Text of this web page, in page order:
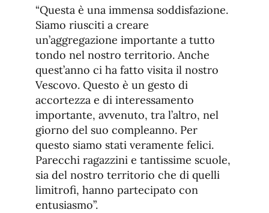
“Questa è una immensa soddisfazione.
Siamo riusciti a creare
un’aggregazione importante a tutto
tondo nel nostro territorio. Anche
quest’anno ci ha fatto visita il nostro
Vescovo. Questo è un gesto di
accortezza e di interessamento
importante, avvenuto, tra l’altro, nel
giorno del suo compleanno. Per
questo siamo stati veramente felici.
Parecchi ragazzini e tantissime scuole,
sia del nostro territorio che di quelli
limitrofi, hanno partecipato con
entusiasmo”.